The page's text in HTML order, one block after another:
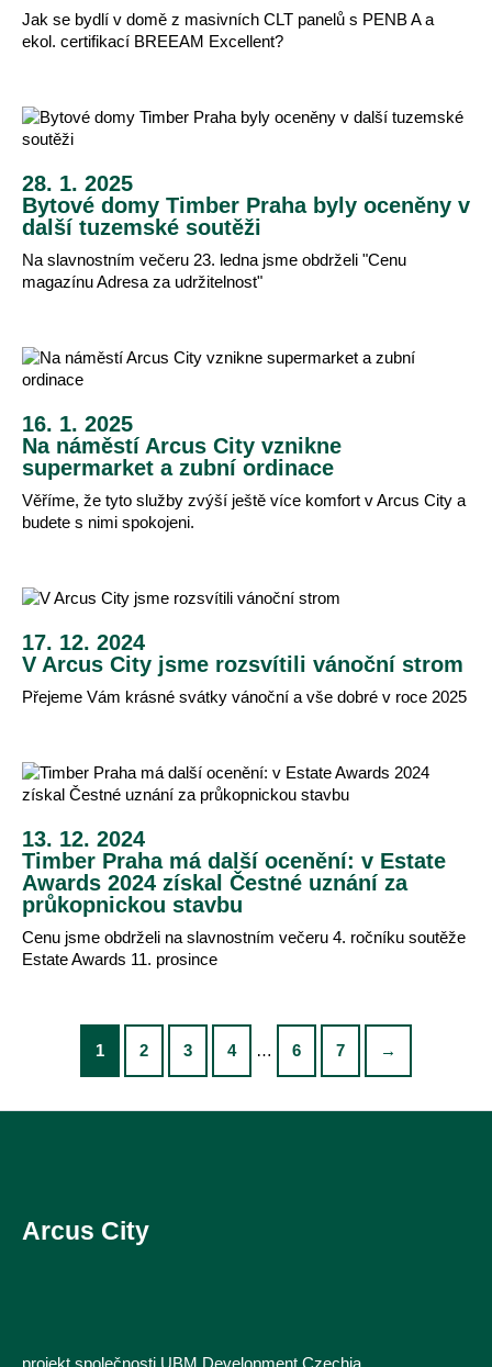
Jak se bydlí v domě z masivních CLT panelů s PENB A a
ekol. certifikací BREEAM Excellent?
28. 1. 2025
Bytové domy Timber Praha byly oceněny v
další tuzemské soutěži
Na slavnostním večeru 23. ledna jsme obdrželi "Cenu
magazínu Adresa za udržitelnost"
16. 1. 2025
Na náměstí Arcus City vznikne
supermarket a zubní ordinace
Věříme, že tyto služby zvýší ještě více komfort v Arcus City a
budete s nimi spokojeni.
17. 12. 2024
V Arcus City jsme rozsvítili vánoční strom
Přejeme Vám krásné svátky vánoční a vše dobré v roce 2025
13. 12. 2024
Timber Praha má další ocenění: v Estate
Awards 2024 získal Čestné uznání za
průkopnickou stavbu
Cenu jsme obdrželi na slavnostním večeru 4. ročníku soutěže
Estate Awards 11. prosince
1 2 3 4 … 6 7 →
Arcus City
projekt společnosti UBM Development Czechia